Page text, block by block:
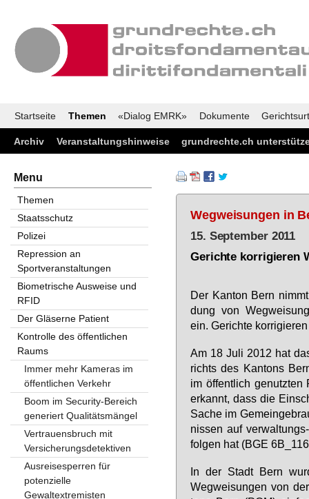
Startseite Themen «Dialog EMRK» Dokumente
Archiv Veranstaltungshinweise grundrechte.ch
Wegweisungen in
15. September 2011
Gerichte korrigieren
Der Kan­ton Bern
dung von
ein. Ge­rich­te
Am 18 Ju­li 2012 hat
richts des Kan­tons
im öf­fent­lich ge­nutz­ten
er­kannt, dass die
Sa­che im
nis­sen auf
fol­gen hat (BGE
In der Stadt Bern
Weg­wei­sun­gen von
Menu
Themen
Staatsschutz
Polizei
Repression an
Sportveranstaltungen
Biometrische Ausweise und
RFID
Der Gläserne Patient
Kontrolle des öffentlichen
Raums
Immer mehr Kameras im
öffentlichen Verkehr
Boom im Security-Bereich
generiert Qualitätsmängel
Vertrauensbruch mit
Versicherungsdetektiven
Ausreisesperren für
potenzielle
Gewaltextremisten